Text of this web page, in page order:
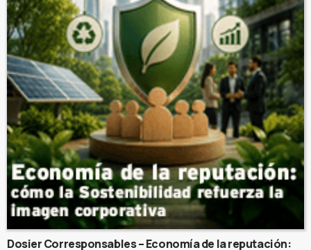
Dosier Corresponsables – Economía de la reputación: